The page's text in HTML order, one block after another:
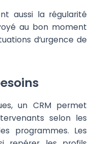
aussi la régularité
au bon moment
d’urgence de
un CRM permet
selon les
programmes. Les